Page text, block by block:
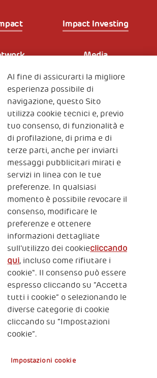
Impact Investing
Media
Fondazione
Human Safety Net
CONTATTACI
Duca degli Abruzzi 34132
Trieste Italy
code (Italy) 90017740326
VAT code 01372940328
& GDPR Policy cookies
Al fine di assicurarti la migliore
esperienza possibile di
navigazione, questo Sito
utilizza cookie tecnici e, previo
tuo consenso, di funzionalità e
di profilazione, di prima e di
terze parti, anche per inviarti
messaggi pubblicitari mirati e
servizi in linea con le tue
preferenze. In qualsiasi
momento è possibile revocare il
consenso, modificare le
preferenze e ottenere
informazioni dettagliate
sull’utilizzo dei cookiecliccando
qui, incluso come rifiutare i
cookie". Il consenso può essere
espresso cliccando su “Accetta
tutti i cookie” o selezionando le
diverse categorie di cookie
cliccando su “Impostazioni
cookie”.
Impostazioni cookie